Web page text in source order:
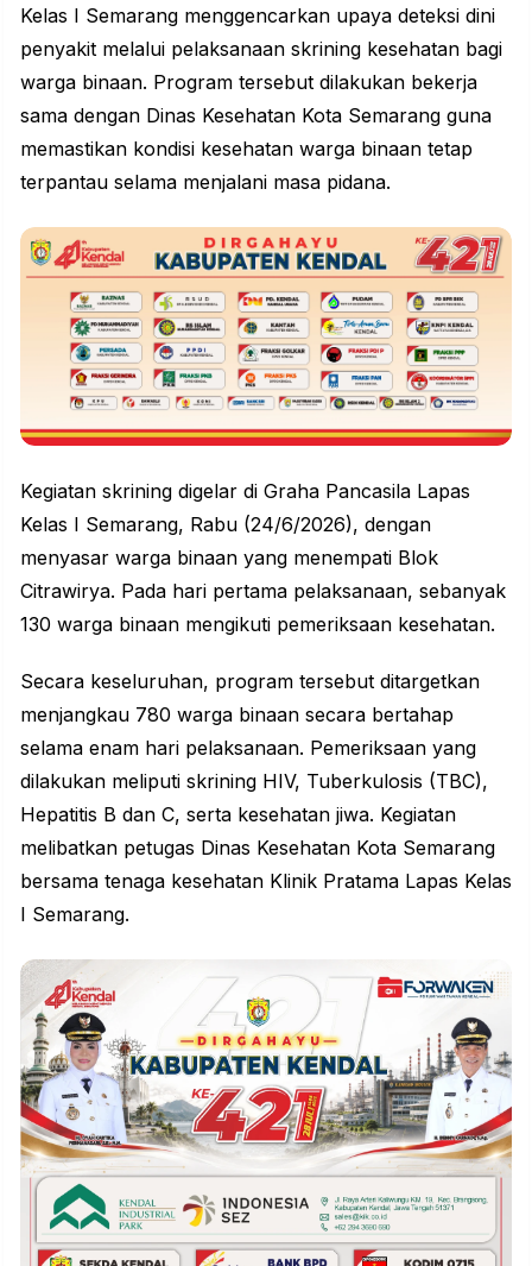
Kelas I Semarang menggencarkan upaya deteksi dini
penyakit melalui pelaksanaan skrining kesehatan bagi
warga binaan. Program tersebut dilakukan bekerja
sama dengan Dinas Kesehatan Kota Semarang guna
memastikan kondisi kesehatan warga binaan tetap
terpantau selama menjalani masa pidana.
Kegiatan skrining digelar di Graha Pancasila Lapas
Kelas I Semarang, Rabu (24/6/2026), dengan
menyasar warga binaan yang menempati Blok
Citrawirya. Pada hari pertama pelaksanaan, sebanyak
130 warga binaan mengikuti pemeriksaan kesehatan.
Secara keseluruhan, program tersebut ditargetkan
menjangkau 780 warga binaan secara bertahap
selama enam hari pelaksanaan. Pemeriksaan yang
dilakukan meliputi skrining HIV, Tuberkulosis (TBC),
Hepatitis B dan C, serta kesehatan jiwa. Kegiatan
melibatkan petugas Dinas Kesehatan Kota Semarang
bersama tenaga kesehatan Klinik Pratama Lapas Kelas
I Semarang.